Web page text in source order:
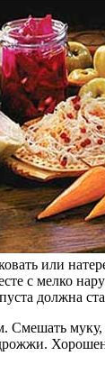
или
с мелко
должна
Смешать